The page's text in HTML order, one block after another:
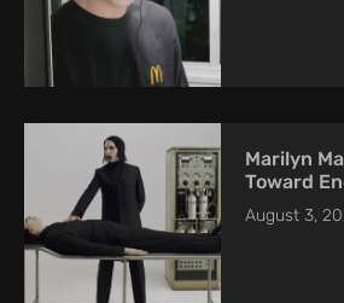
Marilyn
Toward
August 3,